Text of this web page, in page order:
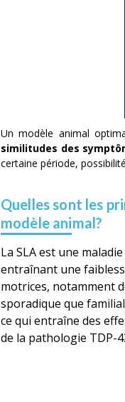
Un modèle animal
similitudes des
certaine période,
Quelles sont les
modèle animal?
La SLA est une
entraînant une
motrices, notamment
sporadique que
ce qui entraîne des
de la pathologie TDP-